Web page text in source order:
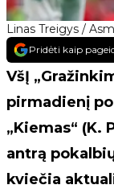
Linas Treigys /
Pridėti kaip
VšĮ
pirmadienį po
„Kiemas“ (K.
antrą
kviečia